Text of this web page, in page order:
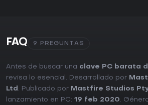
FAQ 9 PREGUNTAS
Antes de buscar una clave PC barata
revisa lo esencial. Desarrollado por
Ltd . Publicado por Mastfire Studios
lanzamiento en PC: 19 feb 2020.